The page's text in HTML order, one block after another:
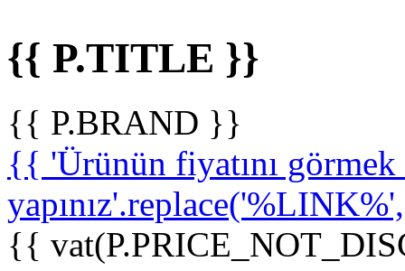
{{ P.TITLE }}
{{ P.BRAND }}
{{ 'Ürünün fiyatını
{{